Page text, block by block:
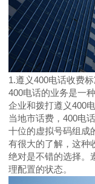
1.遵义400电话收费
400电话的业务是一
企业和拨打遵义400
当地市话费，400电
十位的虚拟号码组成
有很大的了解，这种
绝对是不错的选择。
理配置的状态。